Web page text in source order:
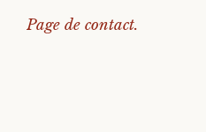
Page de contact.